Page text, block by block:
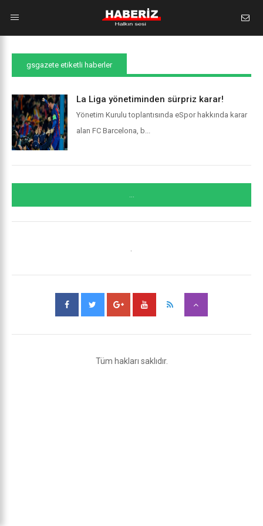
gsgazete etiketli haberler
La Liga yönetiminden sürpriz karar!
Yönetim Kurulu toplantısında eSpor hakkında karar
alan FC Barcelona, b...
...
Tüm hakları saklıdır.